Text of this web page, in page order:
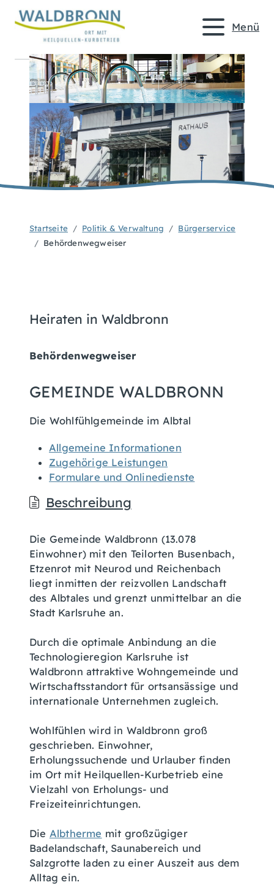
Menü
Startseite Politik & Verwaltung
Bürgerservice
Behördenwegweiser
Heiraten in Waldbronn
Behördenwegweiser
GEMEINDE WALDBRONN
Die Wohlfühlgemeinde im Albtal
Allgemeine Informationen
Zugehörige Leistungen
Formulare und Onlinedienste
Beschreibung
Die Gemeinde Waldbronn (13.078
Einwohner) mit den Teilorten Busenbach,
Etzenrot mit Neurod und Reichenbach
liegt inmitten der reizvollen Landschaft
des Albtales und grenzt unmittelbar an die
Stadt Karlsruhe an.
Durch die optimale Anbindung an die
Technologieregion Karlsruhe ist
Waldbronn attraktive Wohngemeinde und
Wirtschaftsstandort für ortsansässige und
internationale Unternehmen zugleich.
Wohlfühlen wird in Waldbronn groß
geschrieben. Einwohner,
Erholungssuchende und Urlauber finden
im Ort mit Heilquellen-Kurbetrieb eine
Vielzahl von Erholungs- und
Freizeiteinrichtungen.
Die Albtherme mit großzügiger
Badelandschaft, Saunabereich und
Salzgrotte laden zu einer Auszeit aus dem
Alltag ein.